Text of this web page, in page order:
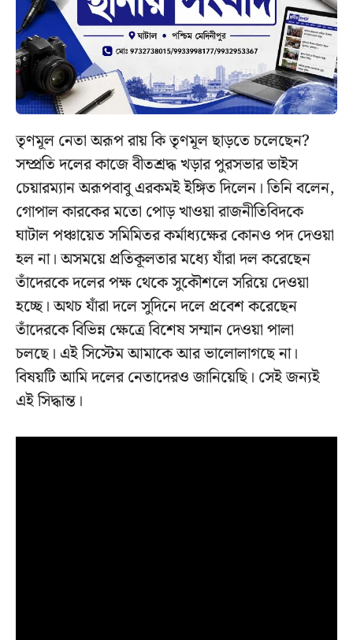
তৃণমূল নেতা অরূপ রায় কি তৃণমূল ছাড়তে চলেছেন?
সম্প্রতি দলের কাজে বীতশ্রদ্ধ খড়ার পুরসভার ভাইস
চেয়ারম্যান অরূপবাবু এরকমই ইঙ্গিত দিলেন। তিনি বলেন,
গোপাল কারকের মতো পোড় খাওয়া রাজনীতিবিদকে
ঘাটাল পঞ্চায়েত সমিমিতর কর্মাধ্যক্ষের কোনও পদ দেওয়া
হল না। অসময়ে প্রতিকূলতার মধ্যে যাঁরা দল করেছেন
তাঁদেরকে দলের পক্ষ থেকে সুকৌশলে সরিয়ে দেওয়া
হচ্ছে। অথচ যাঁরা দলে সুদিনে দলে প্রবেশ করেছেন
তাঁদেরকে বিভিন্ন ক্ষেত্রে বিশেষ সম্মান দেওয়া পালা
চলছে। এই সিস্টেম আমাকে আর ভালোলাগছে না।
বিষয়টি আমি দলের নেতাদেরও জানিয়েছি। সেই জন্যই
এই সিদ্ধান্ত।